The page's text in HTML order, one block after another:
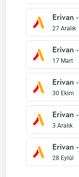
Erivan -
27 Aralık
Erivan -
17 Mart
Erivan -
30 Ekim
Erivan -
3 Aralık
Erivan -
28 Eylül